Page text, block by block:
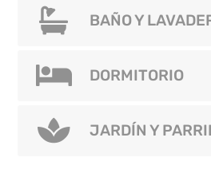
 COCINA Y
 BAÑO Y
 BAÑO Y
 DORMITORIO
 DORMITORIO
 JARDÍN Y